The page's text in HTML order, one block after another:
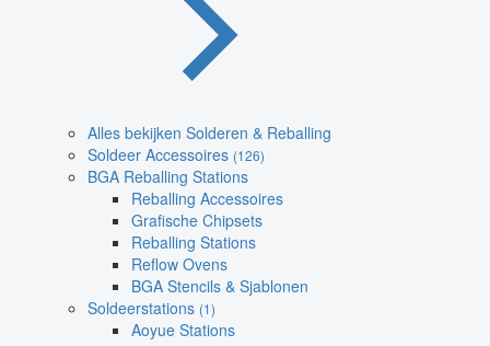
Alles bekijken Solderen & Reballing
Soldeer Accessoires (126)
BGA Reballing Stations
Reballing Accessoires
Grafische Chipsets
Reballing Stations
Reflow Ovens
BGA Stencils & Sjablonen
Soldeerstations (1)
Aoyue Stations